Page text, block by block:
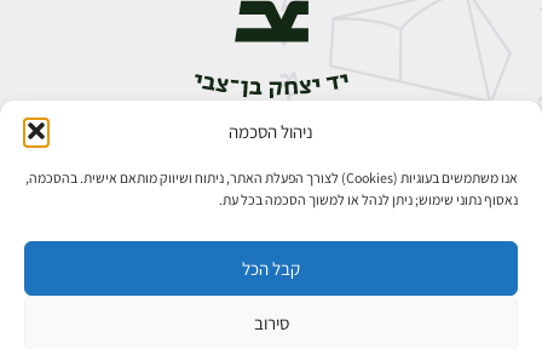
ניהול הסכמה
אנו משתמשים בעוגיות (Cookies) לצורך הפעלת האתר, ניתוח ושיווק מותאם אישית. בהסכמה,
נאסוף נתוני שימוש; ניתן לנהל או למשוך הסכמה בכל עת.
קבל הכל
סירוב
אבן גבירול 14, רחביה, ירושלים